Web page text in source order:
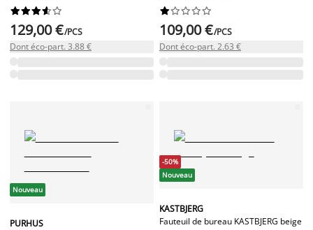






129,00 €/PCS
Dont éco-part. 3.88 €






109,00 €/PCS
Dont éco-part. 2.63 €
Nouveau
PURHUS
-50%
Nouveau
KASTBJERG
Fauteuil de bureau KASTBJERG beige